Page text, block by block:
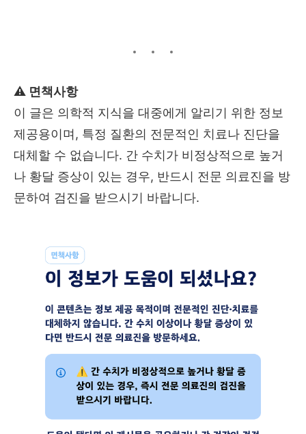
⚠️ 면책사항
이 글은 의학적 지식을 대중에게 알리기 위한 정보
제공용이며, 특정 질환의 전문적인 치료나 진단을
대체할 수 없습니다. 간 수치가 비정상적으로 높거
나 황달 증상이 있는 경우, 반드시 전문 의료진을 방
문하여 검진을 받으시기 바랍니다.